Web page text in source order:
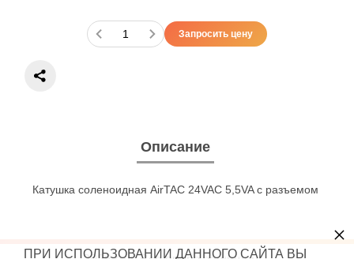
Запросить цену
Описание
Катушка соленоидная AirTAC 24VAC 5,5VA с разъемом
ПРИ ИСПОЛЬЗОВАНИИ ДАННОГО САЙТА ВЫ
×